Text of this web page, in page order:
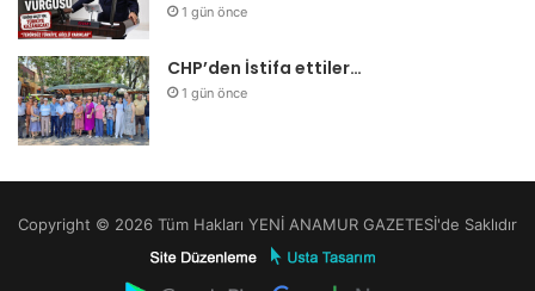
1 gün önce
CHP’den İstifa ettiler…
1 gün önce
Copyright © 2026 Tüm Hakları YENİ ANAMUR GAZETESİ'de Saklıdır